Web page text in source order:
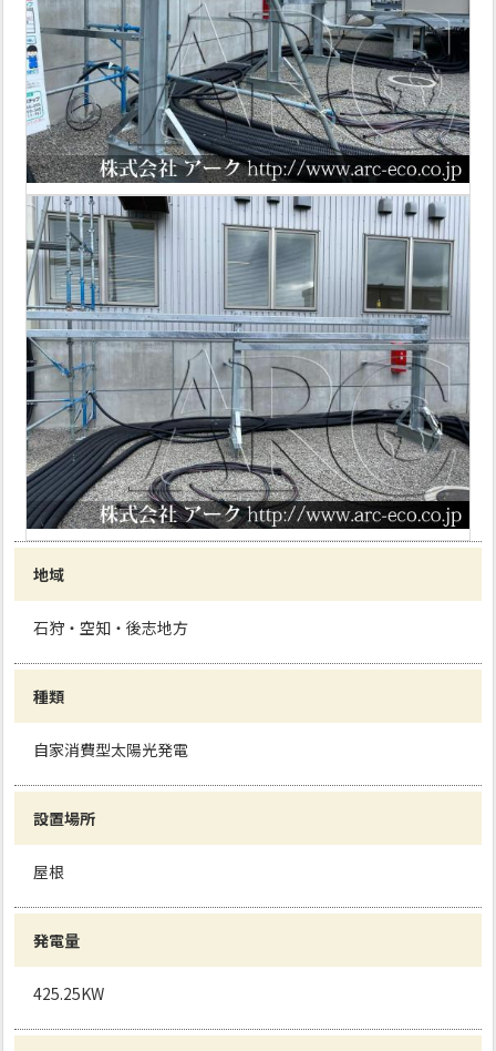
地域
石狩・空知・後志地方
種類
自家消費型太陽光発電
設置場所
屋根
発電量
425.25KW